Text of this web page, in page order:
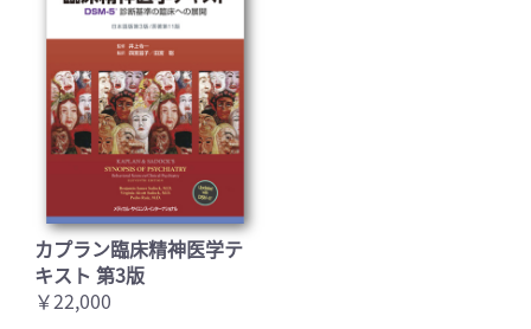
カプラン臨床精神医学テ
キスト 第3版
￥22,000